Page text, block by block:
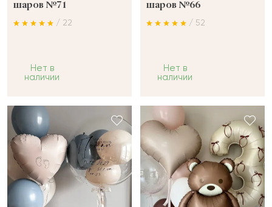
шаров №71
/ 22
Нет в
наличии
шаров №66
/ 52
Нет в
наличии